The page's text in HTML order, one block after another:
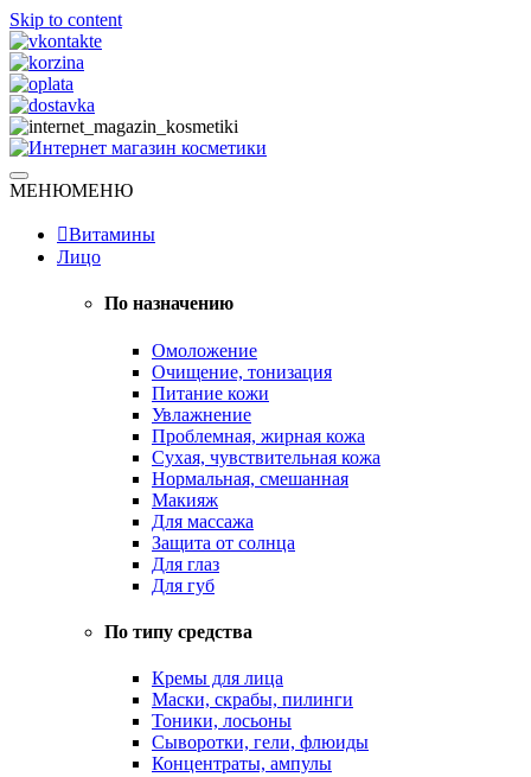
Skip to content
Интернет магазин косметики
Натуральная косметика
МЕНЮМЕНЮ
Витамины
Лицо
По назначению
Омоложение
Очищение, тонизация
Питание кожи
Увлажнение
Проблемная, жирная кожа
Сухая, чувствительная кожа
Нормальная, смешанная
Макияж
Для массажа
Защита от солнца
Для глаз
Для губ
По типу средства
Кремы для лица
Маски, скрабы, пилинги
Тоники, лосьоны
Сыворотки, гели, флюиды
Концентраты, ампулы